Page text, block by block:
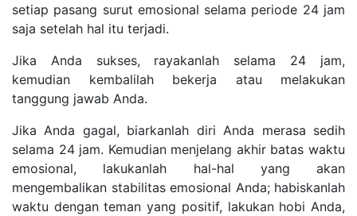
setiap pasang surut emosional selama periode 24 jam
saja setelah hal itu terjadi.
Jika Anda sukses, rayakanlah selama 24 jam,
kemudian kembalilah bekerja atau melakukan
tanggung jawab Anda.
Jika Anda gagal, biarkanlah diri Anda merasa sedih
selama 24 jam. Kemudian menjelang akhir batas waktu
emosional, lakukanlah hal-hal yang akan
mengembalikan stabilitas emosional Anda; habiskanlah
waktu dengan teman yang positif, lakukan hobi Anda,